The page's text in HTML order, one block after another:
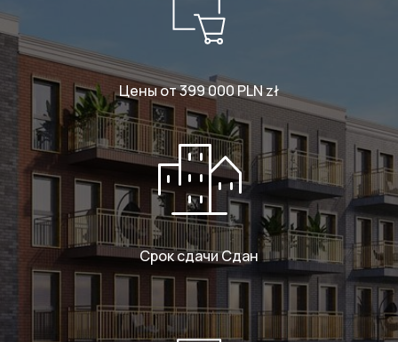
Цены от 399 000 PLN zł
Срок сдачи Сдан